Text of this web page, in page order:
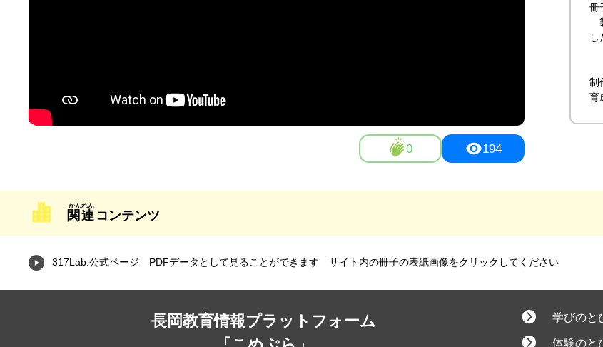
0 194
冊
制
育
関連 コンテンツ
317Lab.公式ページ PDFデータとして見ることができます サイト内の冊子の表紙画像をクリックしてください
長岡教育情報プラットフォーム
学びのと
体験のと